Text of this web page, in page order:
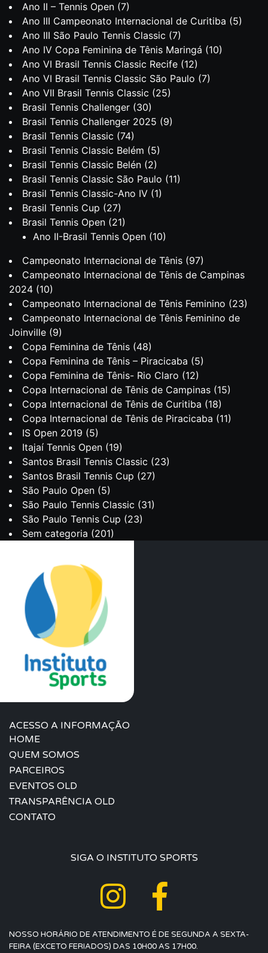
Ano II – Tennis Open (7)
Ano III Campeonato Internacional de Curitiba (5)
Ano III São Paulo Tennis Classic (7)
Ano IV Copa Feminina de Tênis Maringá (10)
Ano VI Brasil Tennis Classic Recife (12)
Ano VI Brasil Tennis Classic São Paulo (7)
Ano VII Brasil Tennis Classic (25)
Brasil Tennis Challenger (30)
Brasil Tennis Challenger 2025 (9)
Brasil Tennis Classic (74)
Brasil Tennis Classic Belém (5)
Brasil Tennis Classic Belén (2)
Brasil Tennis Classic São Paulo (11)
Brasil Tennis Classic-Ano IV (1)
Brasil Tennis Cup (27)
Brasil Tennis Open (21)
Ano II-Brasil Tennis Open (10)
Campeonato Internacional de Tênis (97)
Campeonato Internacional de Tênis de Campinas
2024 (10)
Campeonato Internacional de Tênis Feminino (23)
Campeonato Internacional de Tênis Feminino de
Joinville (9)
Copa Feminina de Tênis (48)
Copa Feminina de Tênis – Piracicaba (5)
Copa Feminina de Tênis- Rio Claro (12)
Copa Internacional de Tênis de Campinas (15)
Copa Internacional de Tênis de Curitiba (18)
Copa Internacional de Tênis de Piracicaba (11)
IS Open 2019 (5)
Itajaí Tennis Open (19)
Santos Brasil Tennis Classic (23)
Santos Brasil Tennis Cup (27)
São Paulo Open (5)
São Paulo Tennis Classic (31)
São Paulo Tennis Cup (23)
Sem categoria (201)
ACESSO A INFORMAÇÃO
HOME
QUEM SOMOS
PARCEIROS
EVENTOS OLD
TRANSPARÊNCIA OLD
CONTATO
SIGA O INSTITUTO SPORTS
NOSSO HORÁRIO DE ATENDIMENTO É DE SEGUNDA A SEXTA-
FEIRA (EXCETO FERIADOS) DAS 10H00 AS 17H00.